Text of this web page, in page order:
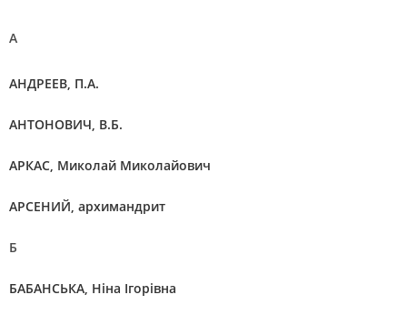
А
АНДРЕЕВ, П.А.
АНТОНОВИЧ, В.Б.
АРКАС, Миколай Миколайович
АРСЕНИЙ, архимандрит
Б
БАБАНСЬКА, Ніна Ігорівна